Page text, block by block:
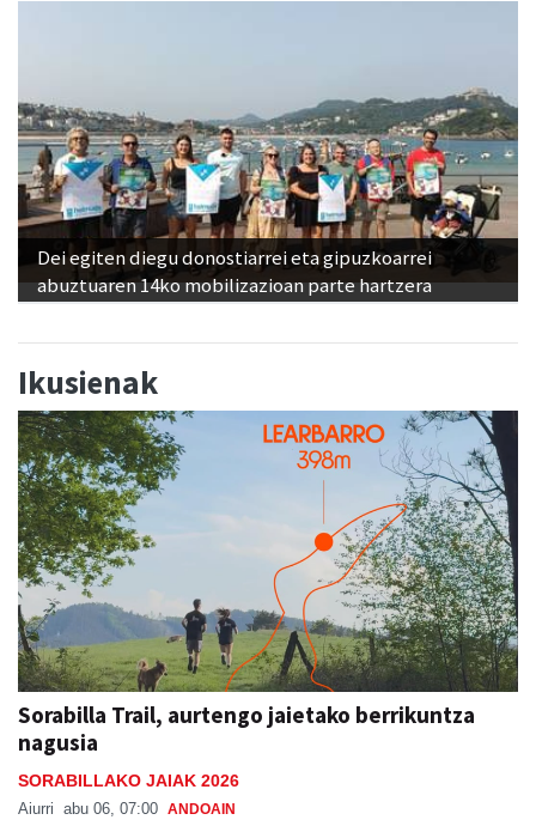
Dei egiten diegu donostiarrei eta gipuzkoarrei
abuztuaren 14ko mobilizazioan parte hartzera
Ikusienak
Sorabilla Trail, aurtengo jaietako berrikuntza
nagusia
SORABILLAKO JAIAK 2026
Aiurri abu 06, 07:00 ANDOAIN